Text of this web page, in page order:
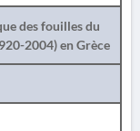
des fouilles du
2004) en Grèce